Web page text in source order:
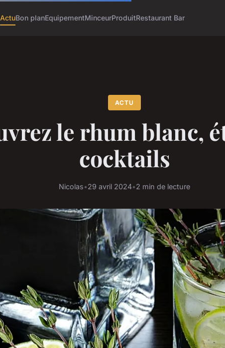
ActuBon planEquipementMinceurProduitRestaurant Bar
ACTU
le rhum blanc,
cocktails
Nicolas•29 avril 2024•2 min de lecture